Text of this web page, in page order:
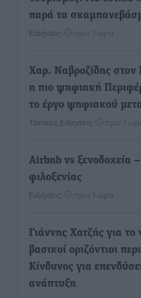
παρά τα
Ειδήσεις πριν 1 ώρα
Χαρ. Ναβροζίδης στον
η πιο ψηφιακή
το έργο ψηφιακού
Τοπικές Ειδήσεις πριν 1
Airbnb vs ξενοδοχεία
φιλοξενίας
Ειδήσεις πριν 1 ώρα
Γιάννης Χατζής για το
βασικοί οριζόντιοι
Κίνδυνος για
ανάπτυξη